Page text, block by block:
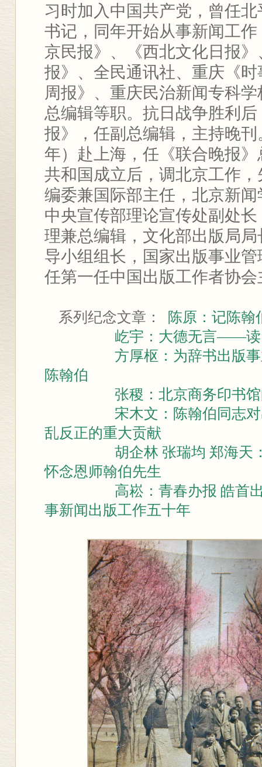
习时加入中国共产党，曾任
书记，同年开始从事新闻工
京民报》、《西北文化日报
报》、全民通讯社、重庆《
周报》、重庆民治新闻专科
总编辑等职。抗日战争胜利
报》，任副总编辑，主持晚刊
年）赴上海，任《联合晚报
共和国成立后，调北京工作
编委兼国际部主任，北京新
中央宣传部理论宣传处副处
理兼总编辑，文化部出版局
导小组组长，国家出版事业
任第一任中国出版工作者协会
系列纪念文章：
陈原：记陈翰
屹宇：大德无言——读
方厚枢：为辞书出版
陈翰伯
张稷：北京商务印书
宋木文：陈翰伯同志
乱反正的重大贡献
胡企林 张瑞均 郑海
怀念恩师翰伯先生
高崧：青春办报 皓
事新闻出版工作五十年